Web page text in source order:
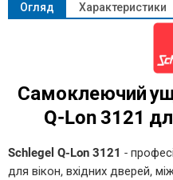
Огляд Характеристики
Самоклеючий
Q-Lon 3121
Schlegel Q-Lon 3121 -
для вікон, вхідних дверей,